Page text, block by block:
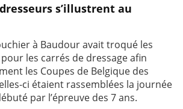
dresseurs s’illustrent au
à Baudour avait troqué les
les carrés de dressage afin
les Coupes de Belgique des
ci étaient rassemblées la journée
par l’épreuve des 7 ans.